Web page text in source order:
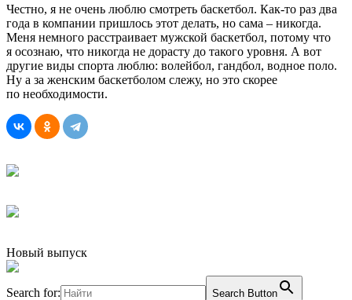
Честно, я не очень люблю смотреть баскетбол. Как-то раз два
года в компании пришлось этот делать, но сама – никогда.
Меня немного расстраивает мужской баскетбол, потому что
я осознаю, что никогда не дорасту до такого уровня. А вот
другие виды спорта люблю: волейбол, гандбол, водное поло.
Ну а за женским баскетболом слежу, но это скорее
по необходимости.
Новый выпуск
Search for: Search Button